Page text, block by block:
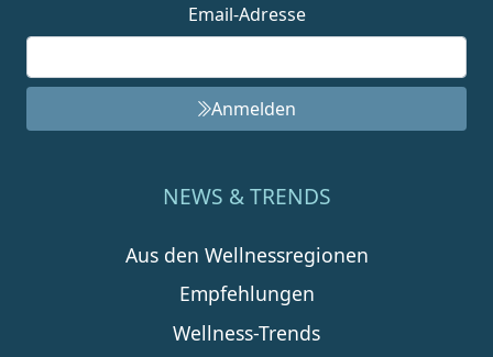
Email-Adresse
Anmelden
NEWS & TRENDS
Aus den Wellnessregionen
Empfehlungen
Wellness-Trends